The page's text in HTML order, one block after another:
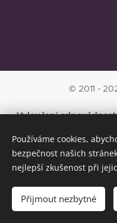
© 2011 -
Vyloučení
psychoterapeutem a
ani psychologickou péči.
poraďte se svým lékařem,
Používáme cookies,
bezpečnost našich
nejlepší zkušenost při
Přijmout nezbytné